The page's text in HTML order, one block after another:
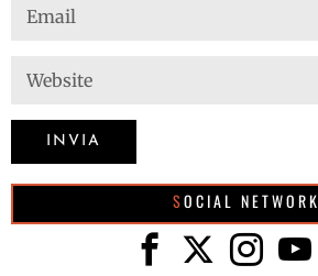
SOCIAL NETWORK